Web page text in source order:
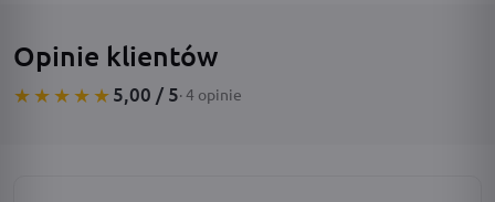
Opinie klientów
★★★★★5,00 / 5· 4 opinie